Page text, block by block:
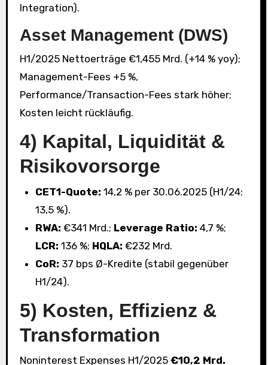
Integration).
Asset Management (DWS)
H1/2025 Nettoerträge €1,455 Mrd. (+14 % yoy);
Management-Fees +5 %,
Performance/Transaction-Fees stark höher;
Kosten leicht rückläufig.
4) Kapital, Liquidität &
Risikovorsorge
CET1-Quote: 14,2 % per 30.06.2025 (H1/24:
13,5 %).
RWA: €341 Mrd.; Leverage Ratio: 4,7 %;
LCR: 136 %; HQLA: €232 Mrd.
CoR: 37 bps Ø-Kredite (stabil gegenüber
H1/24).
5) Kosten, Effizienz &
Transformation
Noninterest Expenses H1/2025 €10,2 Mrd.